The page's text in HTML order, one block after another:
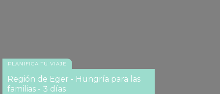
PLANIFICA TU VIAJE
Región de Eger - Hungría para las
familias - 3 días